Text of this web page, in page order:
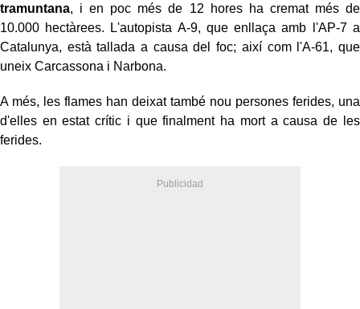
tramuntana, i en poc més de 12 hores ha cremat més de
10.000 hectàrees. L'autopista A-9, que enllaça amb l'AP-7 a
Catalunya, està tallada a causa del foc; així com l'A-61, que
uneix Carcassona i Narbona.
A més, les flames han deixat també nou persones ferides, una
d'elles en estat crític i que finalment ha mort a causa de les
ferides.